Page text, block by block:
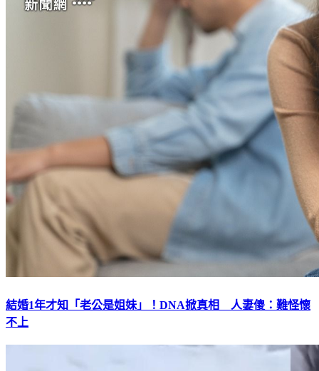
結婚1年才知「老公是姐妹」！DNA掀真相 人妻傻：難怪懷
不上